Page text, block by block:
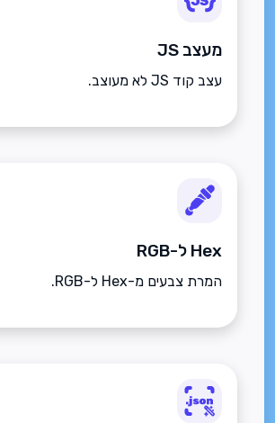
מעצב JS
עצב קוד JS לא מעוצב.
Hex ל-RGB
המרת צבעים מ-Hex ל-RGB.